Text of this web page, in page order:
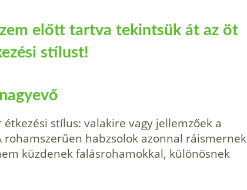
előtt tartva tekintsük át az öt
stílust!
stílus: valakire vagy jellemzőek a
rohamszerűen habzsolok azonnal ráismernek
küzdenek falásrohamokkal, különösnek